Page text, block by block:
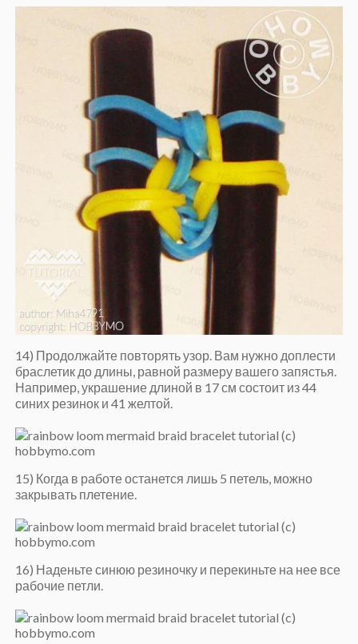
14) Продолжайте повторять узор. Вам нужно доплести
браслетик до длины, равной размеру вашего запястья.
Например, украшение длиной в 17 см состоит из 44
синих резинок и 41 желтой.
15) Когда в работе останется лишь 5 петель, можно
закрывать плетение.
16) Наденьте синюю резиночку и перекиньте на нее все
рабочие петли.